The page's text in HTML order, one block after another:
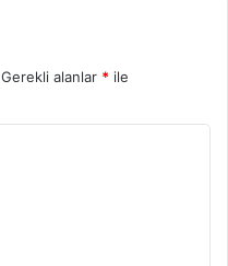
Gerekli alanlar * ile